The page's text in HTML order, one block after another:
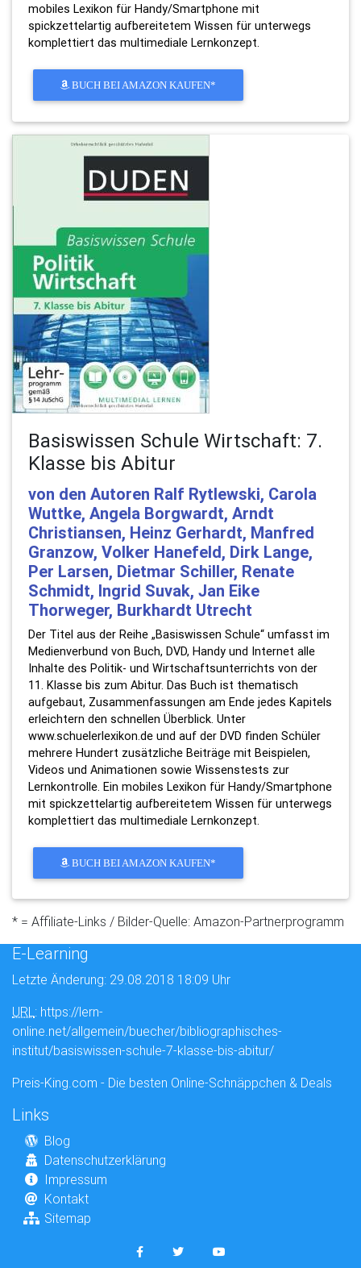
mobiles Lexikon für Handy/Smartphone mit
spickzettelartig aufbereitetem Wissen für unterwegs
komplettiert das multimediale Lernkonzept.
BUCH BEI AMAZON KAUFEN*
Basiswissen Schule Wirtschaft: 7.
Klasse bis Abitur
von den Autoren Ralf Rytlewski, Carola
Wuttke, Angela Borgwardt, Arndt
Christiansen, Heinz Gerhardt, Manfred
Granzow, Volker Hanefeld, Dirk Lange,
Per Larsen, Dietmar Schiller, Renate
Schmidt, Ingrid Suvak, Jan Eike
Thorweger, Burkhardt Utrecht
Der Titel aus der Reihe „Basiswissen Schule“ umfasst im
Medienverbund von Buch, DVD, Handy und Internet alle
Inhalte des Politik- und Wirtschaftsunterrichts von der
11. Klasse bis zum Abitur. Das Buch ist thematisch
aufgebaut, Zusammenfassungen am Ende jedes Kapitels
erleichtern den schnellen Überblick. Unter
www.schuelerlexikon.de und auf der DVD finden Schüler
mehrere Hundert zusätzliche Beiträge mit Beispielen,
Videos und Animationen sowie Wissenstests zur
Lernkontrolle. Ein mobiles Lexikon für Handy/Smartphone
mit spickzettelartig aufbereitetem Wissen für unterwegs
komplettiert das multimediale Lernkonzept.
BUCH BEI AMAZON KAUFEN*
* = Affiliate-Links / Bilder-Quelle: Amazon-Partnerprogramm
E-Learning
Letzte Änderung: 29.08.2018 18:09 Uhr
URL: https://lern-
online.net/allgemein/buecher/bibliographisches-
institut/basiswissen-schule-7-klasse-bis-abitur/
Preis-King.com - Die besten Online-Schnäppchen & Deals
Links
Blog
Datenschutzerklärung
Impressum
Kontakt
Sitemap